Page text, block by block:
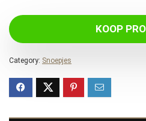
KOOP
Category: Snoepjes